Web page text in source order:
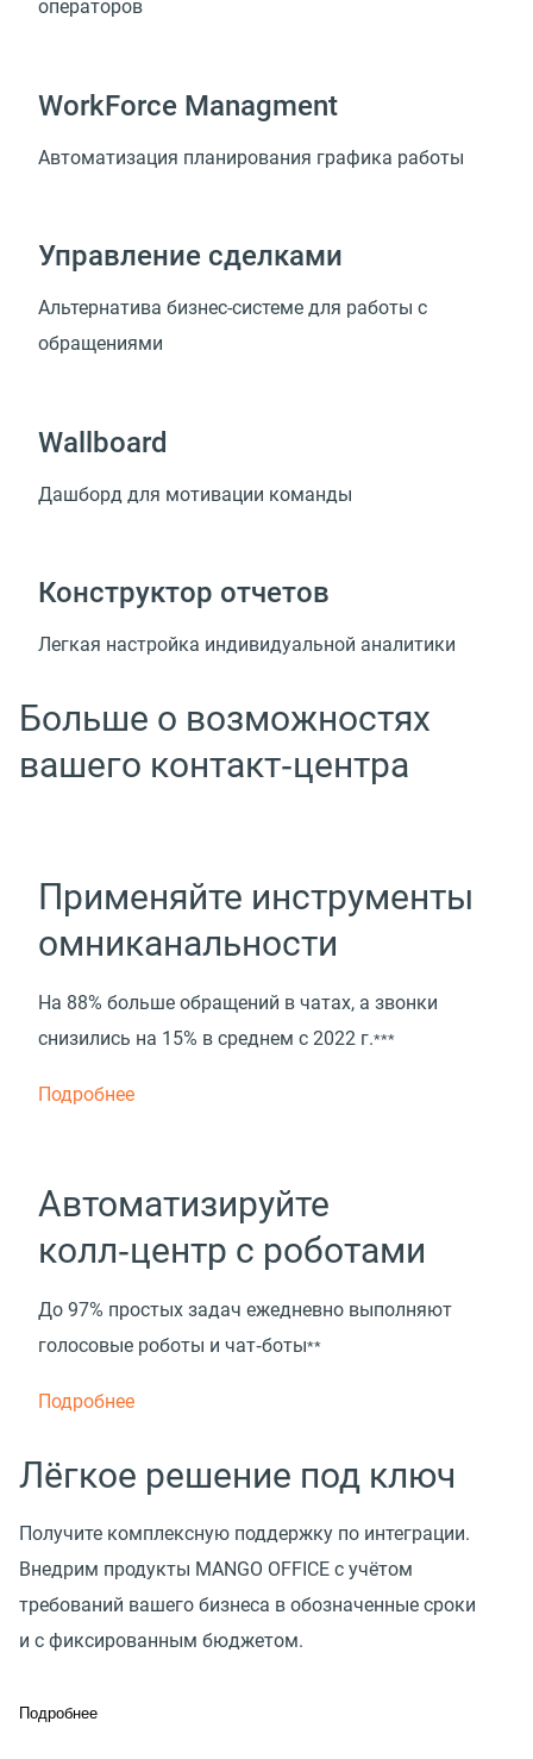
операторов
WorkForce Managment
Автоматизация планирования графика работы
Управление сделками
Альтернатива бизнес-системе для работы с
обращениями
Wallboard
Дашборд для мотивации команды
Конструктор отчетов
Легкая настройка индивидуальной аналитики
Больше о возможностях
вашего контакт‑центра
Применяйте инструменты
омниканальности
На 88% больше обращений в чатах, а звонки
снизились на 15% в среднем с 2022 г.***
Подробнее
Автоматизируйте
колл‑центр с роботами
До 97% простых задач ежедневно выполняют
голосовые роботы и чат‑боты**
Подробнее
Лёгкое решение под ключ
Получите комплексную поддержку по интеграции.
Внедрим продукты MANGO OFFICE с учётом
требований вашего бизнеса в обозначенные сроки
и с фиксированным бюджетом.
Подробнее